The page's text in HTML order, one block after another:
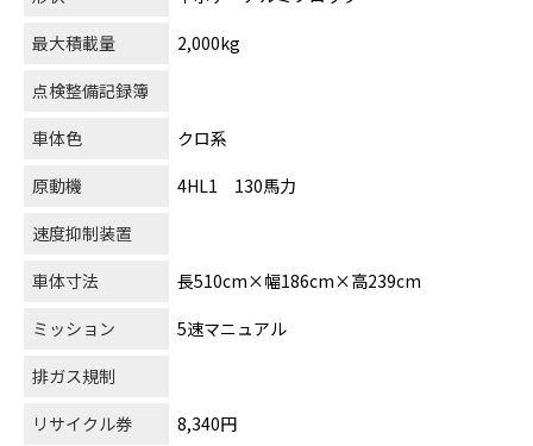
最大積載量
2,000kg
点検整備記録簿
車体色
クロ系
原動機
4HL1 130馬力
速度抑制装置
車体寸法
長510cm×幅186cm×高239cm
ミッション
5速マニュアル
排ガス規制
リサイクル券
8,340円